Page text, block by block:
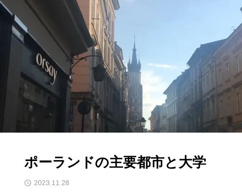
ポーランドの主要都市と大学
2023.11.28